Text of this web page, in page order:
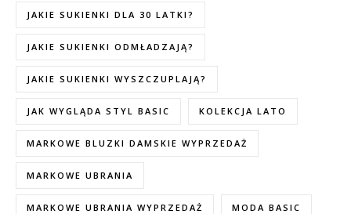
JAKIE SUKIENKI DLA 30 LATKI?
JAKIE SUKIENKI ODMŁADZAJĄ?
JAKIE SUKIENKI WYSZCZUPLAJĄ?
JAK WYGLĄDA STYL BASIC KOLEKCJA LATO
MARKOWE BLUZKI DAMSKIE WYPRZEDAŻ
MARKOWE UBRANIA
MARKOWE UBRANIA WYPRZEDAŻ MODA BASIC